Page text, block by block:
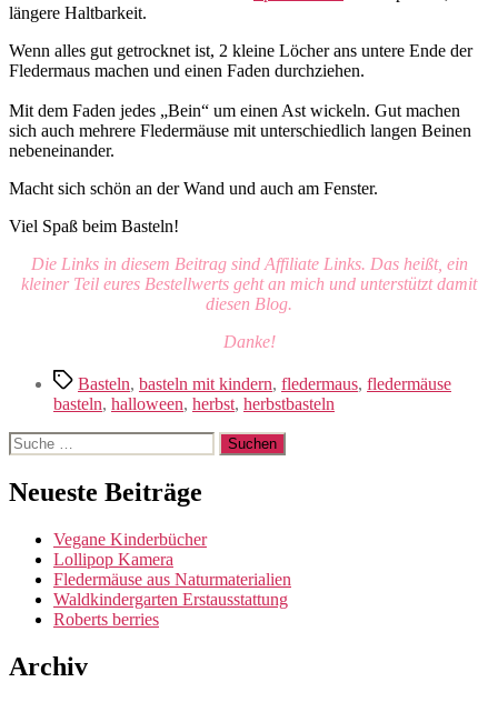
längere Haltbarkeit.
Wenn alles gut getrocknet ist, 2 kleine Löcher ans untere Ende der
Fledermaus machen und einen Faden durchziehen.
Mit dem Faden jedes „Bein“ um einen Ast wickeln. Gut machen
sich auch mehrere Fledermäuse mit unterschiedlich langen Beinen
nebeneinander.
Macht sich schön an der Wand und auch am Fenster.
Viel Spaß beim Basteln!
Die Links in diesem Beitrag sind Affiliate Links. Das heißt, ein
kleiner Teil eures Bestellwerts geht an mich und unterstützt damit
diesen Blog.
Danke!
Schlagwörter
Basteln, basteln mit kindern, fledermaus, fledermäuse
basteln, halloween, herbst, herbstbasteln
Suche
nach:
Neueste Beiträge
Vegane Kinderbücher
Lollipop Kamera
Fledermäuse aus Naturmaterialien
Waldkindergarten Erstausstattung
Roberts berries
Archiv